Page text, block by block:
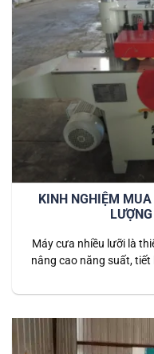
KINH NGHIỆM
Máy cưa nhiều lưỡi là
nâng cao năng suất,
không phải dễ — bạn